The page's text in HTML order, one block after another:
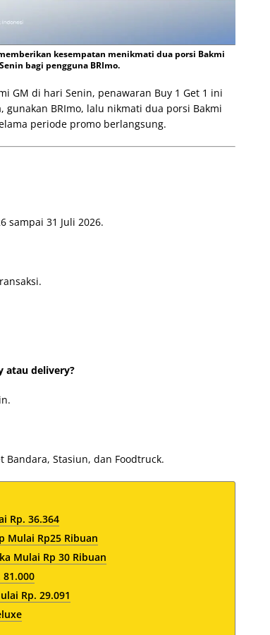
kesempatan menikmati dua porsi Bakmi
bagi pengguna BRImo.
GM di hari Senin, penawaran Buy 1 Get 1 ini
BRImo, lalu nikmati dua porsi Bakmi
periode promo berlangsung.
sampai 31 Juli 2026.
atau delivery?
Stasiun, dan Foodtruck.
Rp. 36.364
Mulai Rp25 Ribuan
Mulai Rp 30 Ribuan
81.000
Rp. 29.091